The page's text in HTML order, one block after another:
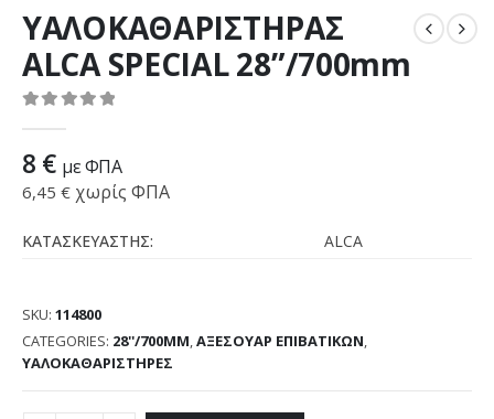
ΥΑΛΟΚΑΘΑΡIΣΤΗΡΑΣ
ALCA SPECIAL 28”/700mm
8 € με ΦΠΑ
6,45 € χωρίς ΦΠΑ
ΚΑΤΑΣΚΕΥΑΣΤΗΣ: ALCA
SKU: 114800
CATEGORIES: 28''/700MM,ΑΞΕΣΟΥΑΡ ΕΠΙΒΑΤΙΚΩΝ,
ΥΑΛΟΚΑΘΑΡΙΣΤΗΡΕΣ